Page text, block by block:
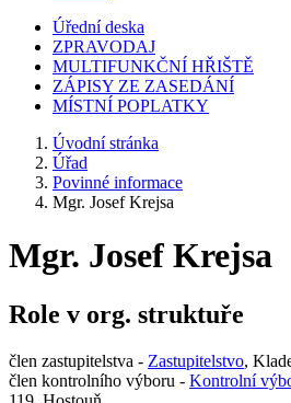
Úřední deska
ZPRAVODAJ
MULTIFUNKČNÍ HŘIŠTĚ
ZÁPISY ZE ZASEDÁNÍ
MÍSTNÍ POPLATKY
Úvodní stránka
Úřad
Povinné informace
Mgr. Josef Krejsa
Mgr. Josef Krejsa
Role v org. struktuře
člen zastupitelstva - Zastupitelstvo,
člen kontrolního výboru - Kontrolní